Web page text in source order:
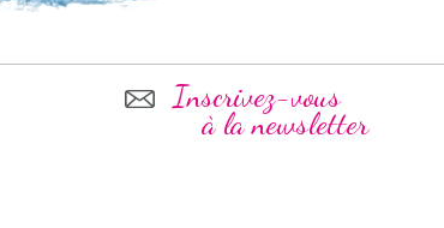
Inscrivez-vous
à la newsletter